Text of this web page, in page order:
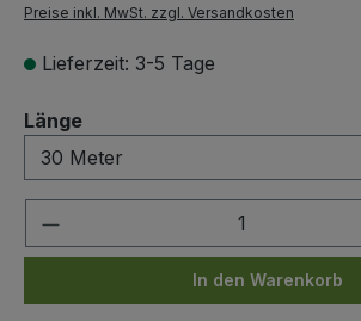
Preise inkl. MwSt. zzgl. Versandkosten
Lieferzeit: 3-5 Tage
Längeauswählen
Produkt Anzahl: Gib den
In den Warenkorb